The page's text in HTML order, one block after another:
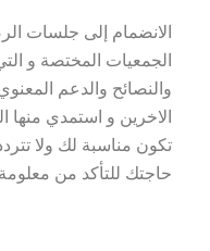
الانضمام إلى جلسات
الجمعيات المختصة و
والنصائح والدعم
الاخرين و استمدي منها
تكون مناسبة لك ولا
حاجتك للتأكد من